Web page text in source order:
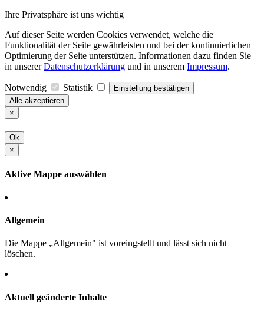
Ihre Privatsphäre ist uns wichtig
Auf dieser Seite werden Cookies verwendet, welche die
Funktionalität der Seite gewährleisten und bei der kontinuierlichen
Optimierung der Seite unterstützen. Informationen dazu finden Sie
in unsererDatenschutzerklärung und in unserem Impressum.
Notwendig Statistik
Einstellung bestätigen
Alle akzeptieren
×
Ok
×
Aktive Mappe auswählen
Allgemein
Die Mappe „Allgemein" ist voreingstellt und lässt sich nicht
löschen.
Aktuell geänderte Inhalte